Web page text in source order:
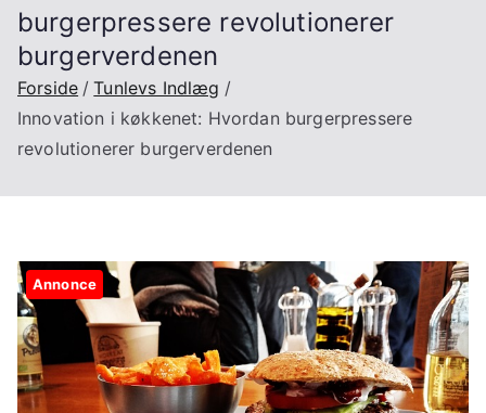
burgerpressere revolutionerer
burgerverdenen
Forside
Tunlevs Indlæg
Innovation i køkkenet: Hvordan burgerpressere
revolutionerer burgerverdenen
Annonce